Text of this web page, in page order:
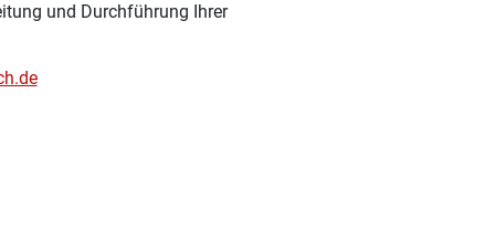
und Durchführung Ihrer